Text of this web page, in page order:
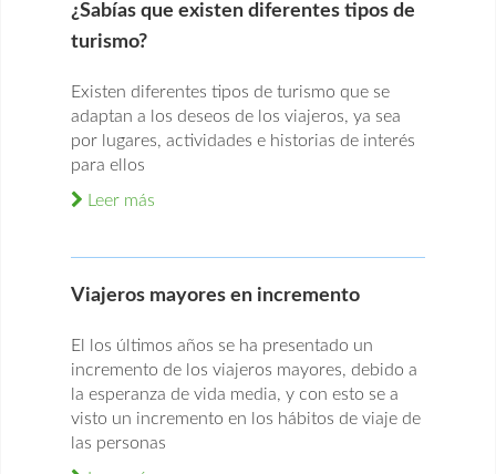
¿Sabías que existen diferentes tipos de
turismo?
Existen diferentes tipos de turismo que se
adaptan a los deseos de los viajeros, ya sea
por lugares, actividades e historias de interés
para ellos
Leer más
Viajeros mayores en incremento
El los últimos años se ha presentado un
incremento de los viajeros mayores, debido a
la esperanza de vida media, y con esto se a
visto un incremento en los hábitos de viaje de
las personas